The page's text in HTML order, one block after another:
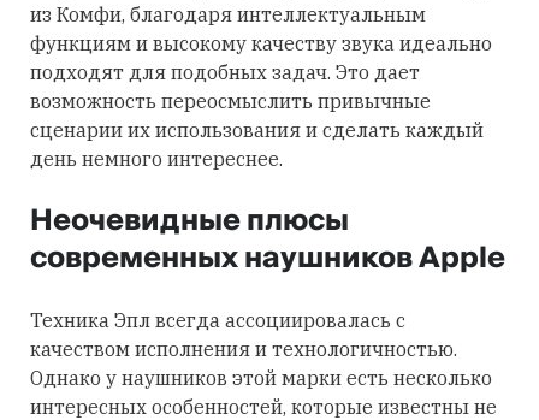
из Комфи, благодаря интеллектуальным
функциям и высокому качеству звука идеально
подходят для подобных задач. Это дает
возможность переосмыслить привычные
сценарии их использования и сделать каждый
день немного интереснее.
Неочевидные плюсы
современных наушников Apple
Техника Эпл всегда ассоциировалась с
качеством исполнения и технологичностью.
Однако у наушников этой марки есть несколько
интересных особенностей, которые известны не